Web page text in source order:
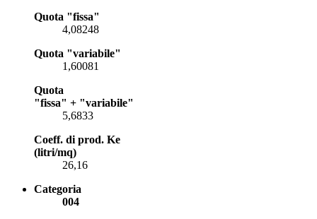
Quota "fissa"
4,08248
Quota "variabile"
1,60081
Quota
"fissa" + "variabile"
5,6833
Coeff. di prod. Ke
(litri/mq)
26,16
Categoria
004